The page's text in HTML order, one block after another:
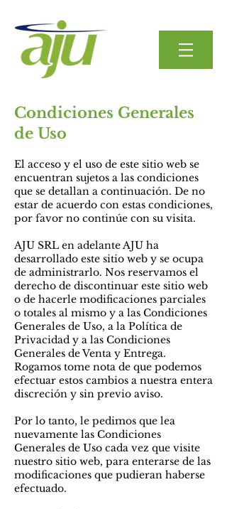
Condiciones Generales
de Uso
El acceso y el uso de este sitio web se
encuentran sujetos a las condiciones
que se detallan a continuación. De no
estar de acuerdo con estas condiciones,
por favor no continúe con su visita.
AJU SRL en adelante AJU ha
desarrollado este sitio web y se ocupa
de administrarlo. Nos reservamos el
derecho de discontinuar este sitio web
o de hacerle modificaciones parciales
o totales al mismo y a las Condiciones
Generales de Uso, a la Política de
Privacidad y a las Condiciones
Generales de Venta y Entrega.
Rogamos tome nota de que podemos
efectuar estos cambios a nuestra entera
discreción y sin previo aviso.
Por lo tanto, le pedimos que lea
nuevamente las Condiciones
Generales de Uso cada vez que visite
nuestro sitio web, para enterarse de las
modificaciones que pudieran haberse
efectuado.